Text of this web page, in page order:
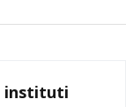
instituti